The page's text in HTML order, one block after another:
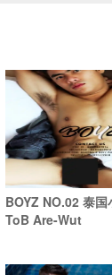
BOYZ NO.02 泰国
ToB Are-Wut